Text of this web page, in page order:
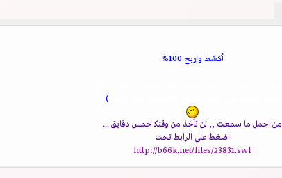
أكشط واربح 100%
وصلي وسلم على سيدنا محمد ما تعاقب الليل والنهار)
من اجمل ما سمعت ,, لن تأخذ من وقتكـ خمس دقايق ...
اضغط على الرابط تحت
http://b66k.net/files/23831.swf